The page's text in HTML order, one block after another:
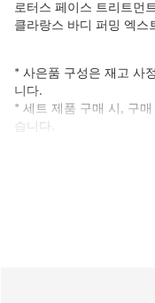
로터스 페이스 트리트
클라랑스 바디 퍼밍 엑
* 사은품 구성은 재고 사
니다.
* 세트 제품 구매 시, 구
습니다.